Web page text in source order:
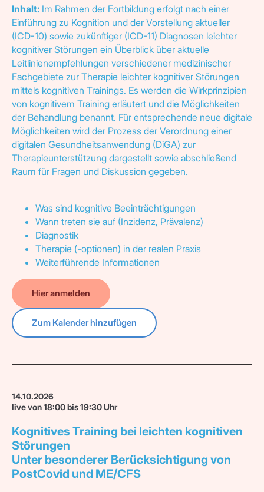
Inhalt: Im Rahmen der Fortbildung erfolgt nach einer
Einführung zu Kognition und der Vorstellung aktueller
(ICD-10) sowie zukünftiger (ICD-11) Diagnosen leichter
kognitiver Störungen ein Überblick über aktuelle
Leitlinienempfehlungen verschiedener medizinischer
Fachgebiete zur Therapie leichter kognitiver Störungen
mittels kognitiven Trainings. Es werden die Wirkprinzipien
von kognitivem Training erläutert und die Möglichkeiten
der Behandlung benannt. Für entsprechende neue digitale
Möglichkeiten wird der Prozess der Verordnung einer
digitalen Gesundheitsanwendung (DiGA) zur
Therapieunterstützung dargestellt sowie abschließend
Raum für Fragen und Diskussion gegeben.
Was sind kognitive Beeinträchtigungen
Wann treten sie auf (Inzidenz, Prävalenz)
Diagnostik
Therapie (-optionen) in der realen Praxis
Weiterführende Informationen
Hier anmelden
Zum Kalender hinzufügen
14.10.2026
live von 18:00 bis 19:30 Uhr
Kognitives Training bei leichten kognitiven
Störungen
Unter besonderer Berücksichtigung von
PostCovid und ME/CFS